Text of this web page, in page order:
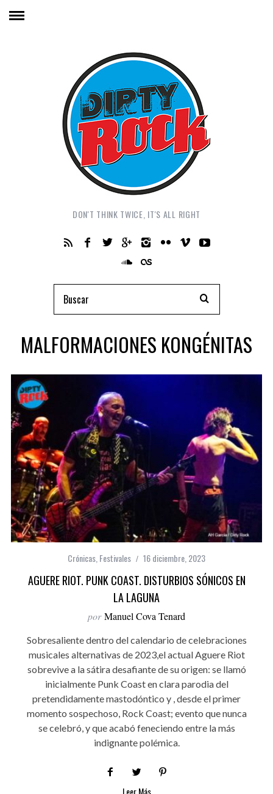
DON'T THINK TWICE, IT'S ALL RIGHT
MALFORMACIONES KONGÉNITAS
Crónicas Festivales 16 diciembre, 2023
AGUERE RIOT. PUNK COAST. DISTURBIOS SÓNICOS EN
LA LAGUNA
por Manuel Cova Tenard
Sobresaliente dentro del calendario de celebraciones
musicales alternativas de 2023,el actual Aguere Riot
sobrevive a la sátira desafiante de su origen: se llamó
inicialmente Punk Coast en clara parodia del
pretendidamente mastodóntico y , desde el primer
momento sospechoso, Rock Coast; evento que nunca
se celebró, y que acabó feneciendo entre la más
indignante polémica.
Leer Más